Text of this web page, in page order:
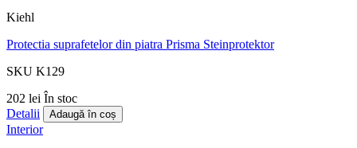
Kiehl
Protectia suprafetelor din piatra Prisma Steinprotektor
SKU K129
202 lei În stoc
Detalii
Adaugă în coș
Interior